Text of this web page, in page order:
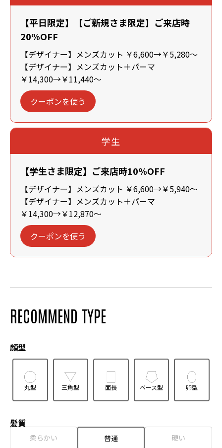
【平日限定】【ご新規さま限定】ご来店時
20%OFF
【デザイナー】メンズカット ￥6,600→￥5,280～
【デザイナー】メンズカット＋パーマ
￥14,300→￥11,440～
クーポンを使う
学生
【学生さま限定】ご来店時10%OFF
【デザイナー】メンズカット ￥6,600→￥5,940～
【デザイナー】メンズカット＋パーマ
￥14,300→￥12,870～
クーポンを使う
RECOMMEND TYPE
顔型
丸型 三角型 面長 ベース型 卵型
髪質
柔らかい 普通 硬い